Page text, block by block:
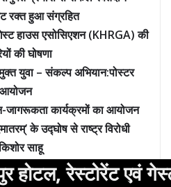
रक्त हुआ संग्रहित
हाउस एसोसिएशन (KHRGA) की
की घोषणा
युवा – संकल्प अभियान:पोस्टर
आयोजन
जागरूकता कार्यक्रमों का आयोजन
के उद्घोष से राष्ट्र विरोधी
साहू
गेस्ट हाउस